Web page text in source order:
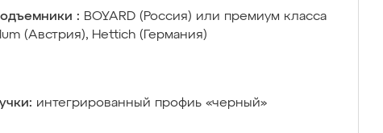
: BOYARD (Россия) или премиум класса
(Австрия), Hettich (Германия)
интегрированный профиь «черный»